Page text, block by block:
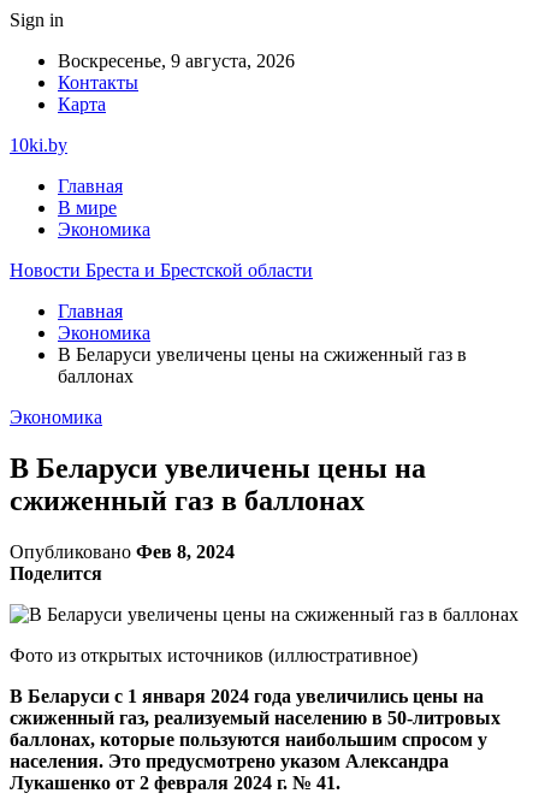
Sign in
Воскресенье, 9 августа, 2026
Контакты
Карта
10ki.by
Главная
В мире
Экономика
Новости Бреста и Брестской области
Главная
Экономика
В Беларуси увеличены цены на сжиженный газ в
баллонах
Экономика
В Беларуси увеличены цены на
сжиженный газ в баллонах
Опубликовано Фев 8, 2024
Поделится
Фото из открытых источников (иллюстративное)
В Беларуси с 1 января 2024 года увеличились цены на
сжиженный газ, реализуемый населению в 50-литровых
баллонах, которые пользуются наибольшим спросом у
населения. Это предусмотрено указом Александра
Лукашенко от 2 февраля 2024 г. № 41.